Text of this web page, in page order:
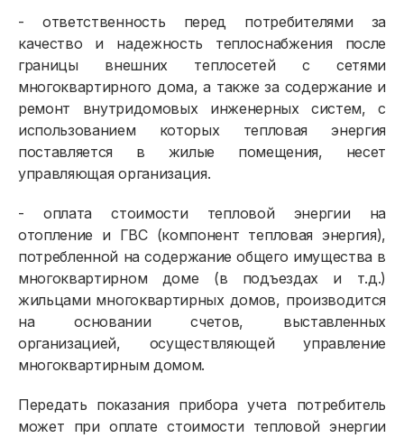
- ответственность перед потребителями за
качество и надежность теплоснабжения после
границы внешних теплосетей с сетями
многоквартирного дома, а также за содержание и
ремонт внутридомовых инженерных систем, с
использованием которых тепловая энергия
поставляется в жилые помещения, несет
управляющая организация.
- оплата стоимости тепловой энергии на
отопление и ГВС (компонент тепловая энергия),
потребленной на содержание общего имущества в
многоквартирном доме (в подъездах и т.д.)
жильцами многоквартирных домов, производится
на основании счетов, выставленных
организацией, осуществляющей управление
многоквартирным домом.
Передать показания прибора учета потребитель
может при оплате стоимости тепловой энергии
Полезное